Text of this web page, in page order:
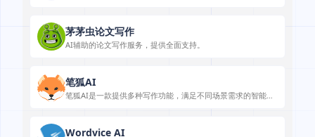
茅茅虫论文写作
AI辅助的论文写作服务，提供全面支持。
笔狐AI
笔狐AI是一款提供多种写作功能，满足不同场景需求的智能写
Wordvice AI